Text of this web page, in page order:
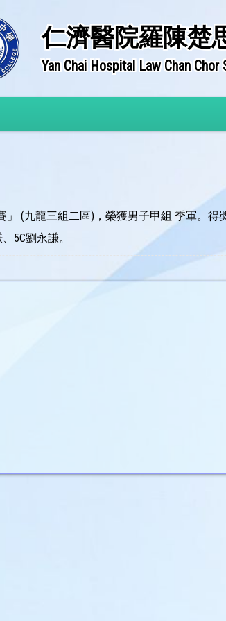
仁濟醫院羅陳楚
Yan Chai Hospital Law Chan Chor
(九龍三組二區)，榮獲男子甲組 季軍。
5C劉永謙。